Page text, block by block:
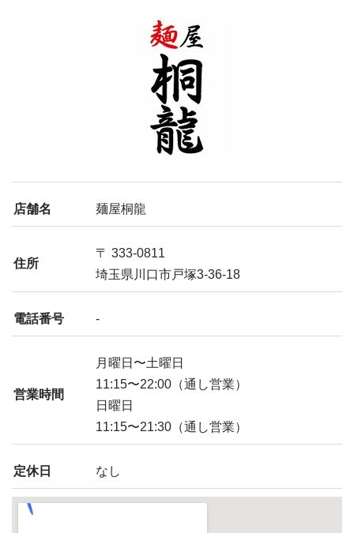
店舗名 麺屋桐龍
住所
〒 333-0811
埼玉県川口市戸塚3-36-18
電話番号 -
営業時間
月曜日〜土曜日
11:15〜22:00（通し営業）
日曜日
11:15〜21:30（通し営業）
定休日 なし